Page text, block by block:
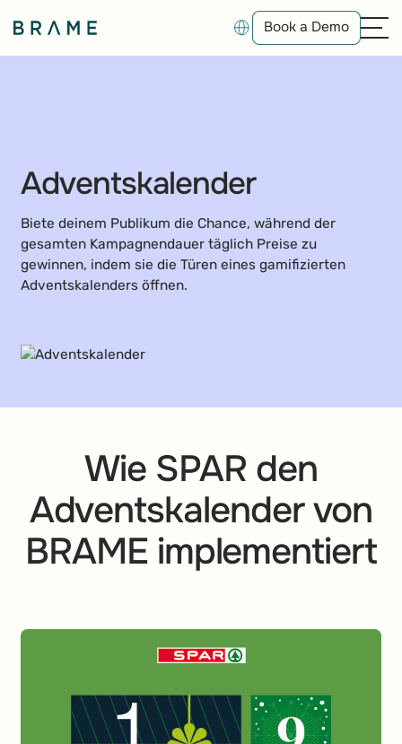
Book a Demo
Book a Demo
Adventskalender
Biete deinem Publikum die Chance, während der
gesamten Kampagnendauer täglich Preise zu
gewinnen, indem sie die Türen eines gamifizierten
Adventskalenders öffnen.
Wie SPAR den
Adventskalender von
BRAME implementiert